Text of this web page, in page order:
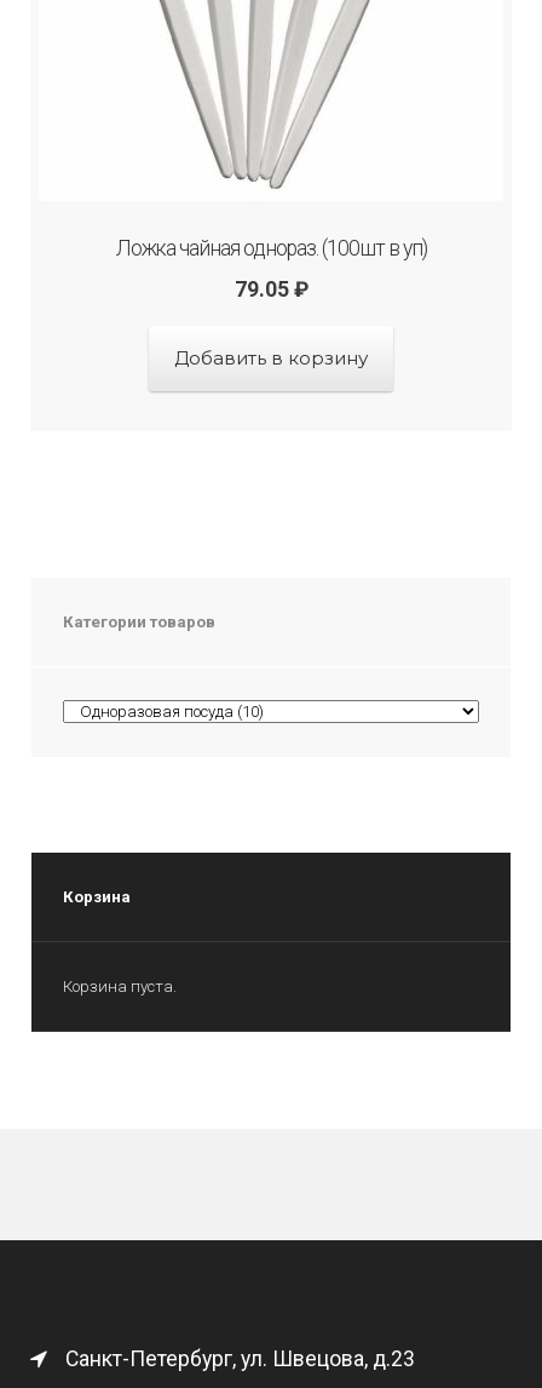
Ложка чайная однораз. (100шт в уп)
79.05 ₽
Добавить в корзину
Категории товаров
Корзина
Корзина пуста.
Санкт-Петербург, ул. Швецова, д.23